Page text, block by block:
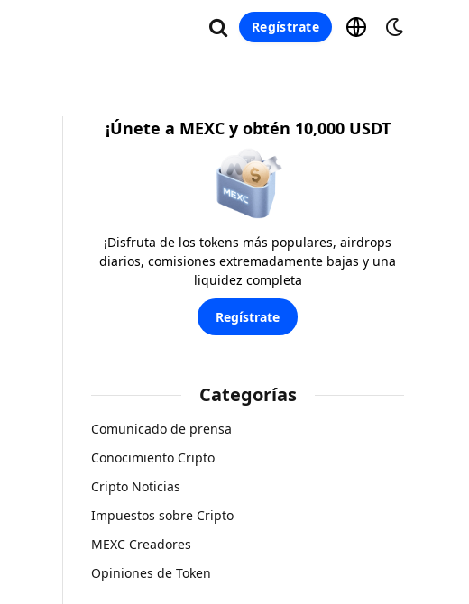
Regístrate
¡Únete a MEXC y obtén 10,000 USDT
¡Disfruta de los tokens más populares, airdrops
diarios, comisiones extremadamente bajas y una
liquidez completa
Regístrate
Categorías
Comunicado de prensa
Conocimiento Cripto
Cripto Noticias
Impuestos sobre Cripto
MEXC Creadores
Opiniones de Token